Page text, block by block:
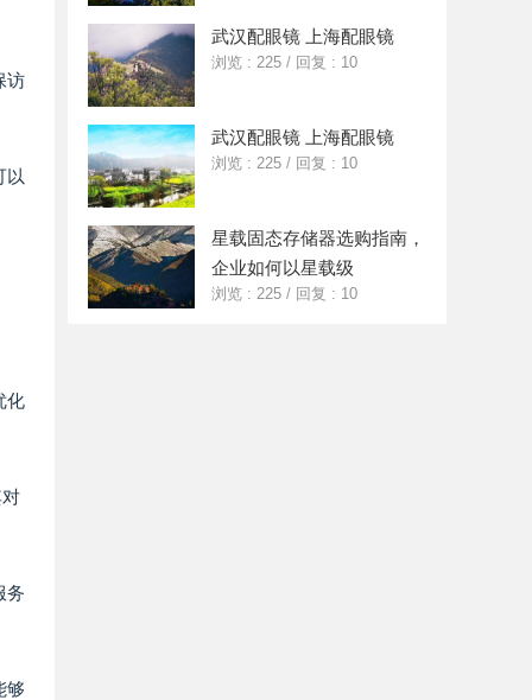
访
以
化
务
够
武汉配眼镜 上海配眼镜
浏览 : 225 / 回复 : 10
武汉配眼镜 上海配眼镜
浏览 : 225 / 回复 : 10
星载固态存储器选购指南，
企业如何以星载级
浏览 : 225 / 回复 : 10